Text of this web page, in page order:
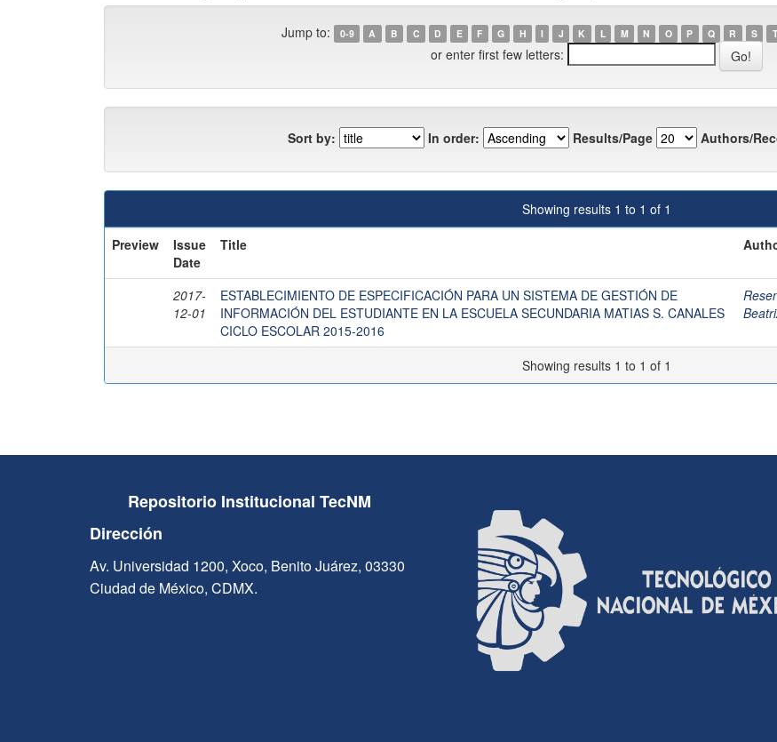
Jump to: 0-9 A B C D E F G H I J K L M N O P Q R S T
or enter first few letters:
Sort by: In order: Results/Page Authors/
Showing results 1 to 1 of 1
Preview
Issue
Date
Title
2017-
12-01
ESTABLECIMIENTO DE ESPECIFICACIÓN PARA UN SISTEMA DE GESTIÓN DE
INFORMACIÓN DEL ESTUDIANTE EN LA ESCUELA SECUNDARIA MATIAS S. CANALES
CICLO ESCOLAR 2015-2016
Showing results 1 to 1 of 1
Repositorio Institucional TecNM
Dirección
Av. Universidad 1200, Xoco, Benito Juárez, 03330
Ciudad de México, CDMX.